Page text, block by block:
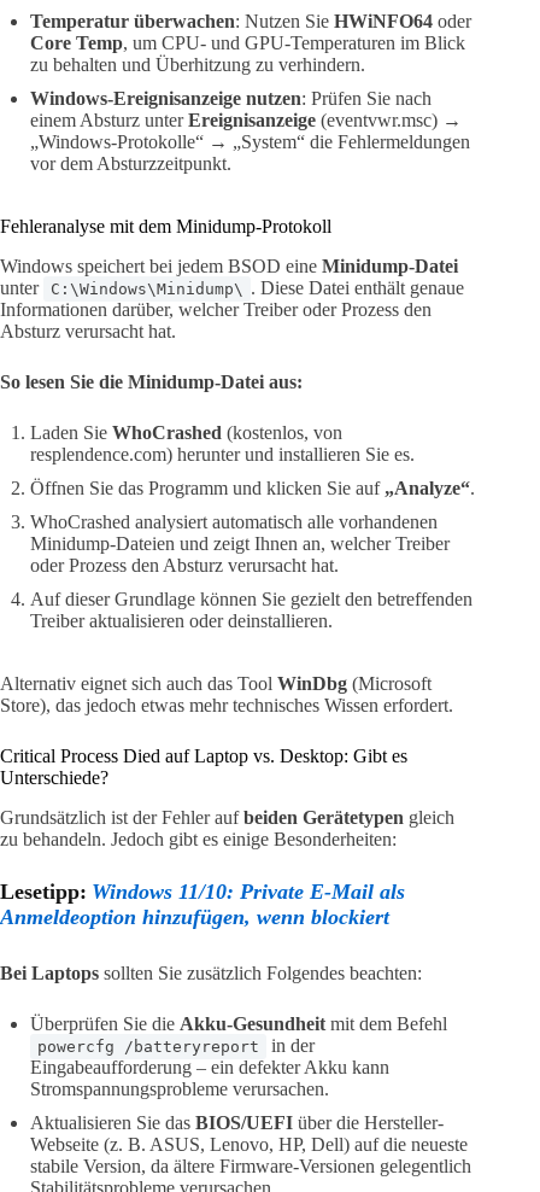
Temperatur überwachen: Nutzen Sie HWiNFO64 oder
Core Temp, um CPU- und GPU-Temperaturen im Blick
zu behalten und Überhitzung zu verhindern.
Windows-Ereignisanzeige nutzen: Prüfen Sie nach
einem Absturz unterEreignisanzeige (eventvwr.msc) →
„Windows-Protokolle“ → „System“ die Fehlermeldungen
vor dem Absturzzeitpunkt.
Fehleranalyse mit dem Minidump-Protokoll
Windows speichert bei jedem BSOD eine Minidump-Datei
unter
C:\Windows\Minidump\ . Diese Datei enthält genaue
Informationen darüber, welcher Treiber oder Prozess den
Absturz verursacht hat.
So lesen Sie die Minidump-Datei aus:
Laden Sie WhoCrashed (kostenlos, von
resplendence.com) herunter und installieren Sie es.
Öffnen Sie das Programm und klicken Sie auf „Analyze“.
WhoCrashed analysiert automatisch alle vorhandenen
Minidump-Dateien und zeigt Ihnen an, welcher Treiber
oder Prozess den Absturz verursacht hat.
Auf dieser Grundlage können Sie gezielt den betreffenden
Treiber aktualisieren oder deinstallieren.
Alternativ eignet sich auch das Tool WinDbg (Microsoft
Store), das jedoch etwas mehr technisches Wissen erfordert.
Critical Process Died auf Laptop vs. Desktop: Gibt es
Unterschiede?
Grundsätzlich ist der Fehler aufbeiden Gerätetypen gleich
zu behandeln. Jedoch gibt es einige Besonderheiten:
Lesetipp: Windows 11/10: Private E-Mail als
Anmeldeoption hinzufügen, wenn blockiert
Bei Laptops sollten Sie zusätzlich Folgendes beachten:
Überprüfen Sie die Akku-Gesundheit mit dem Befehl
powercfg /batteryreport
in der
Eingabeaufforderung – ein defekter Akku kann
Stromspannungsprobleme verursachen.
Aktualisieren Sie das BIOS/UEFI über die Hersteller-
Webseite (z. B. ASUS, Lenovo, HP, Dell) auf die neueste
stabile Version, da ältere Firmware-Versionen gelegentlich
Stabilitätsprobleme verursachen.